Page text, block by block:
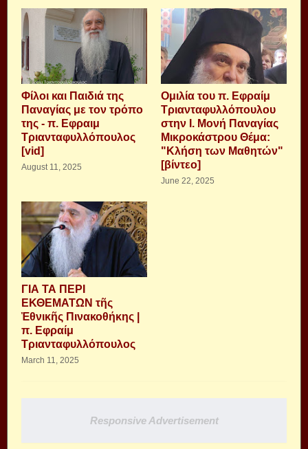
Φίλοι και Παιδιά της
Παναγίας με τον τρόπο
της - π. Εφραιμ
Τριανταφυλλόπουλος
[vid]
August 11, 2025
Ομιλία του π. Εφραίμ
Τριανταφυλλόπουλου
στην Ι. Μονή Παναγίας
Μικροκάστρου Θέμα:
"Κλήση των Μαθητών"
[βίντεο]
June 22, 2025
ΓΙΑ ΤΑ ΠΕΡΙ
ΕΚΘΕΜΑΤΩΝ τῆς
Ἐθνικῆς Πινακοθήκης |
π. Εφραίμ
Τριανταφυλλόπουλος
March 11, 2025
Responsive Advertisement